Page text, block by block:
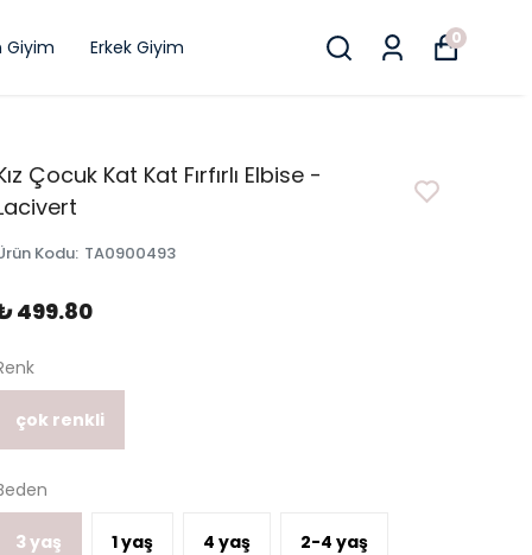
Giyim Erkek Giyim 0
Çocuk Kat Kat Fırfırlı Elbise -
Kodu: TA0900493
499.80
çok renkli
3 yaş 1 yaş 4 yaş 2-4 yaş